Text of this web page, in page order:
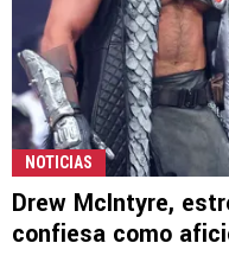
NOTICIAS
Drew McIntyre,
confiesa como